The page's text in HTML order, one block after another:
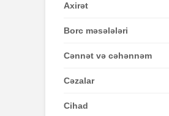
Axirət
Borc məsələləri
Cənnət və cəhənnəm
Cəzalar
Cihad